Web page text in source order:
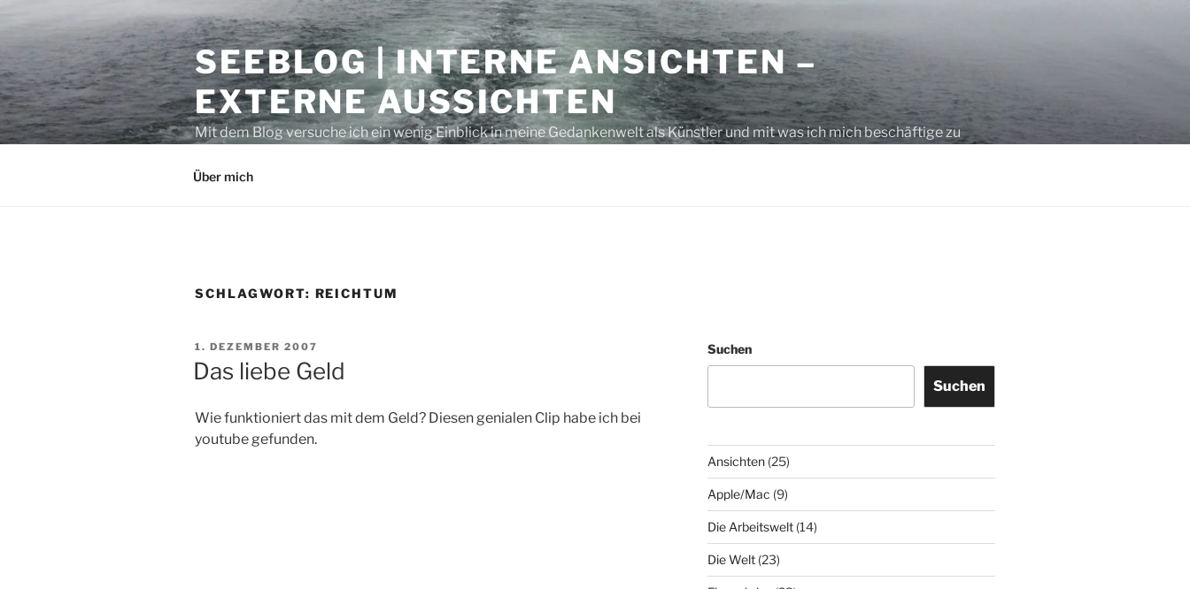
Inhalt
springen
SEEBLOG | INTERNE ANSICHTEN –
EXTERNE AUSSICHTEN
Mit dem Blog versuche ich ein wenig Einblick in meine Gedankenwelt als Künstler und mit was ich mich beschäftige zu
Über mich
SCHLAGWORT: REICHTUM
VERÖFFENTLICHT
AM
1. DEZEMBER 2007
Das liebe Geld
Wie funktioniert das mit dem Geld? Diesen genialen Clip habe ich bei
youtube gefunden.
Suchen
Suchen
Ansichten(25)
Apple/Mac (9)
Die Arbeitswelt(14)
Die Welt(23)